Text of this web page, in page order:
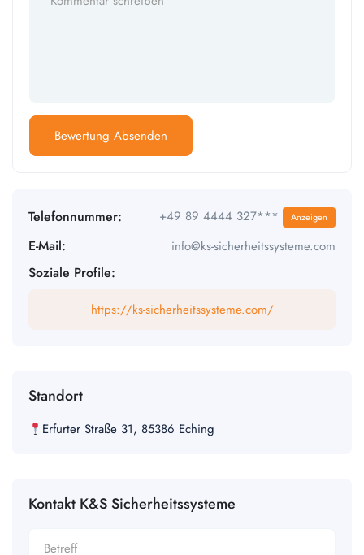
Telefonnummer: +49 89 4444 327*** Anzeigen
E-Mail: info@ks-sicherheitssysteme.com
Soziale Profile:
https://ks-sicherheitssysteme.com/
Standort
Erfurter Straße 31, 85386 Eching
Kontakt K&S Sicherheitssysteme